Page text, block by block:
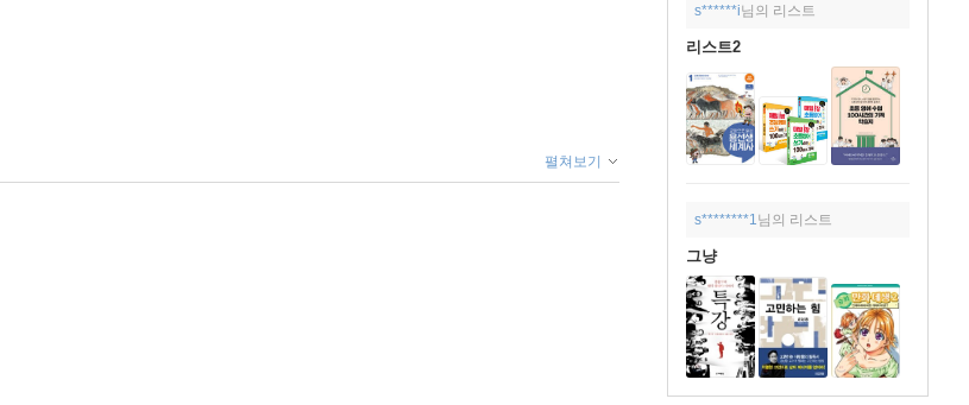
s******i님의 리스트
리스트2
s********1 님의 리스트
그냥
펼쳐보기